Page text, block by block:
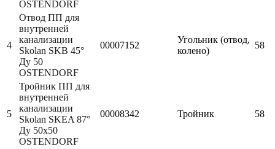
OSTENDORF
4
Отвод ПП для
внутренней
канализации
Skolan SKB 45°
Ду 50
OSTENDORF
00007152
Угольник (отвод,
колено)
58
5
Тройник ПП для
внутренней
канализации
Skolan SKEA 87°
Ду 50х50
OSTENDORF
00008342 Тройник 58